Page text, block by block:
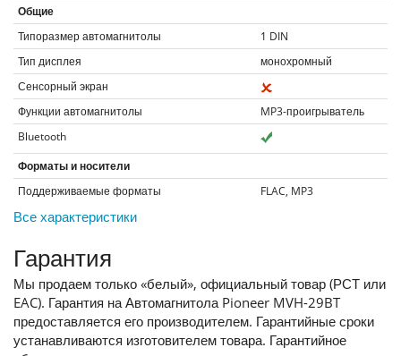
Общие
Типоразмер автомагнитолы
1 DIN
Тип дисплея
монохромный
Сенсорный экран
Функции автомагнитолы
MP3-проигрыватель
Bluetooth
Форматы и носители
Поддерживаемые форматы
FLAC, MP3
Все характеристики
Гарантия
Мы продаем только «белый», официальный товар (РСТ или
EAC). Гарантия на Автомагнитола Pioneer MVH-29BT
предоставляется его производителем. Гарантийные сроки
устанавливаются изготовителем товара. Гарантийное